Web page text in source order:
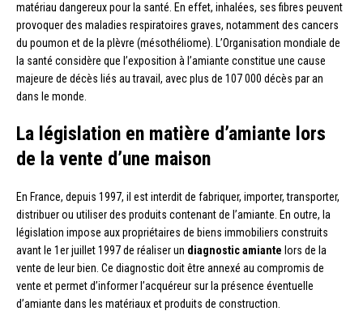
matériau dangereux pour la santé. En effet, inhalées, ses fibres peuvent
provoquer des maladies respiratoires graves, notamment des cancers
du poumon et de la plèvre (mésothéliome). L’Organisation mondiale de
la santé considère que l’exposition à l’amiante constitue une cause
majeure de décès liés au travail, avec plus de 107 000 décès par an
dans le monde.
La législation en matière d’amiante lors
de la vente d’une maison
En France, depuis 1997, il est interdit de fabriquer, importer, transporter,
distribuer ou utiliser des produits contenant de l’amiante. En outre, la
législation impose aux propriétaires de biens immobiliers construits
avant le 1er juillet 1997 de réaliser un diagnostic amiante lors de la
vente de leur bien. Ce diagnostic doit être annexé au compromis de
vente et permet d’informer l’acquéreur sur la présence éventuelle
d’amiante dans les matériaux et produits de construction.